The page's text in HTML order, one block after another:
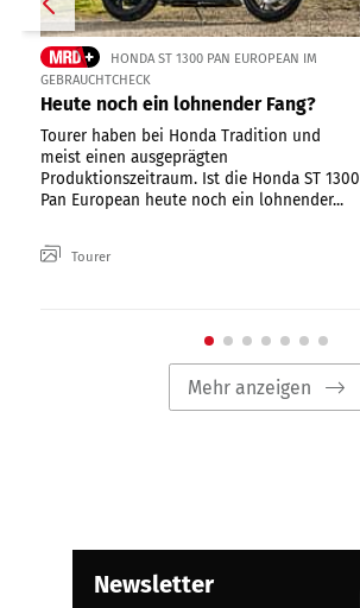
HONDA ST 1300 PAN EUROPEAN IM
GEBRAUCHTCHECK
Heute noch ein lohnender Fang?
Tourer haben bei Honda Tradition und
meist einen ausgeprägten
Produktionszeitraum. Ist die Honda ST 1300
Pan European heute noch ein lohnender...
Tourer
Mehr anzeigen
Newsletter